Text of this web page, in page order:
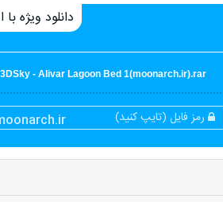
دانلود ویژه با
- Alivar Lagoon Bed 1(moonarch.ir).rar
رمز فایل (تایپ کنید)